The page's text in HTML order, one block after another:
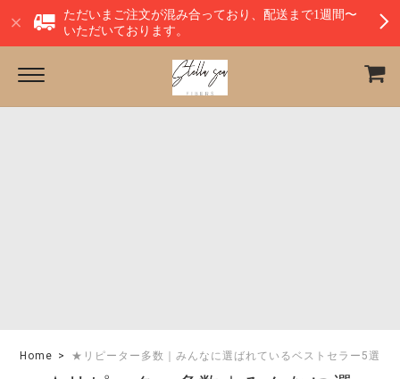
ただいまご注文が混み合っており、配送まで1週間〜
いただいております。
Home ★リピーター多数｜みんなに選ばれているベストセラー5選